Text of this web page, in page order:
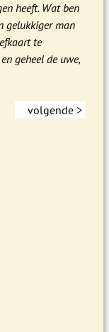
heeft. Wat ben
gelukkiger man
te
geheel de uwe,
volgende >